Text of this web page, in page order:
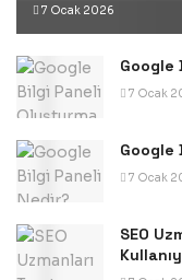
7 Ocak 2026
Google
7 Ocak
Google
7 Ocak
SEO